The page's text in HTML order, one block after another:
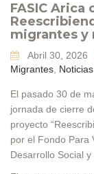
FASIC
migrantes y
Abril 30, 2026
Migrantes Noticias
El pasado 30 de
jornada de cierre
proyecto
por el Fondo Para
Desarrollo Social y